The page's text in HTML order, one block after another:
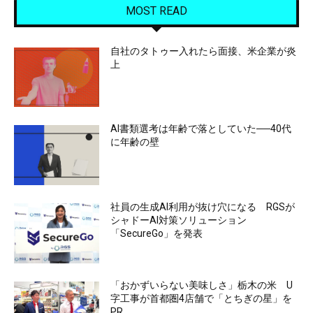
MOST READ
自社のタトゥー入れたら面接、米企業が炎
上
AI書類選考は年齢で落としていた──40代
に年齢の壁
社員の生成AI利用が抜け穴になる RGSが
シャドーAI対策ソリューション
「SecureGo」を発表
「おかずいらない美味しさ」栃木の米 U
字工事が首都圏4店舗で「とちぎの星」を